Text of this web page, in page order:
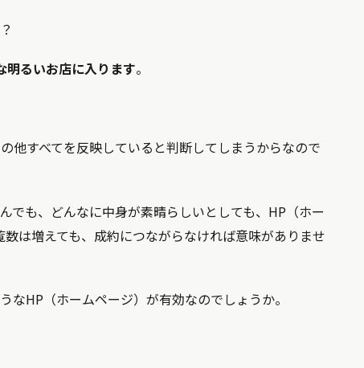
明るいお店に入ります。
他すべてを反映していると判断してしまうからなので
でも、どんなに中身が素晴らしいとしても、HP（ホー
は増えても、成約につながらなければ意味がありませ
HP（ホームページ）が有効なのでしょうか。